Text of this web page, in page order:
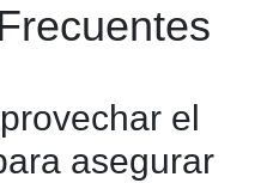
el
asegurar